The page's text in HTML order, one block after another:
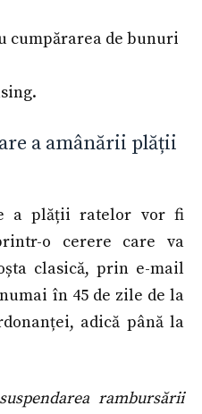
cumpărarea de bunuri
a amânării plății
a plății ratelor vor fi
o cerere care va
clasică, prin e-mail
în 45 de zile de la
adică până la
rambursării